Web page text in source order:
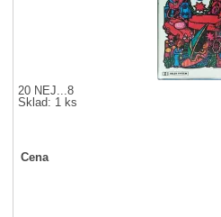
20 NEJ...8
Sklad: 1 ks
Cena